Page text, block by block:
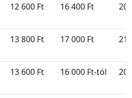
12 600 Ft 16 400 Ft 20
13 800 Ft 17 000 Ft 21
13 600 Ft 16 000 Ft-tól 20